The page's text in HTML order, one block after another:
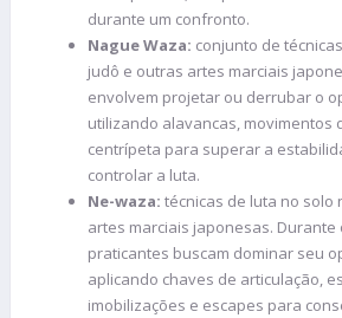
durante um confronto.
Nague Waza: conjunto de
judô e outras artes marciais
envolvem projetar ou derrubar o
utilizando alavancas, movimentos
centrípeta para superar a
controlar a luta.
Ne-waza: técnicas de luta no solo
artes marciais japonesas. Durante
praticantes buscam dominar seu
aplicando chaves de articulação,
imobilizações e escapes para